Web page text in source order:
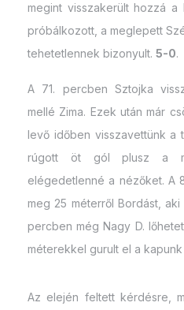
megint visszakerült hozzá a
próbálkozott, a meglepett
tehetetlennek bizonyult. 5-0.
A 71. percben Sztojka
mellé Zima. Ezek után már
levő időben visszavettünk
rúgott öt gól plusz a
elégedetlenné a nézőket. A
meg 25 méterről Bordást,
percben még Nagy D.
méterekkel gurult el a kapunk
Az elején feltett kérdésre,